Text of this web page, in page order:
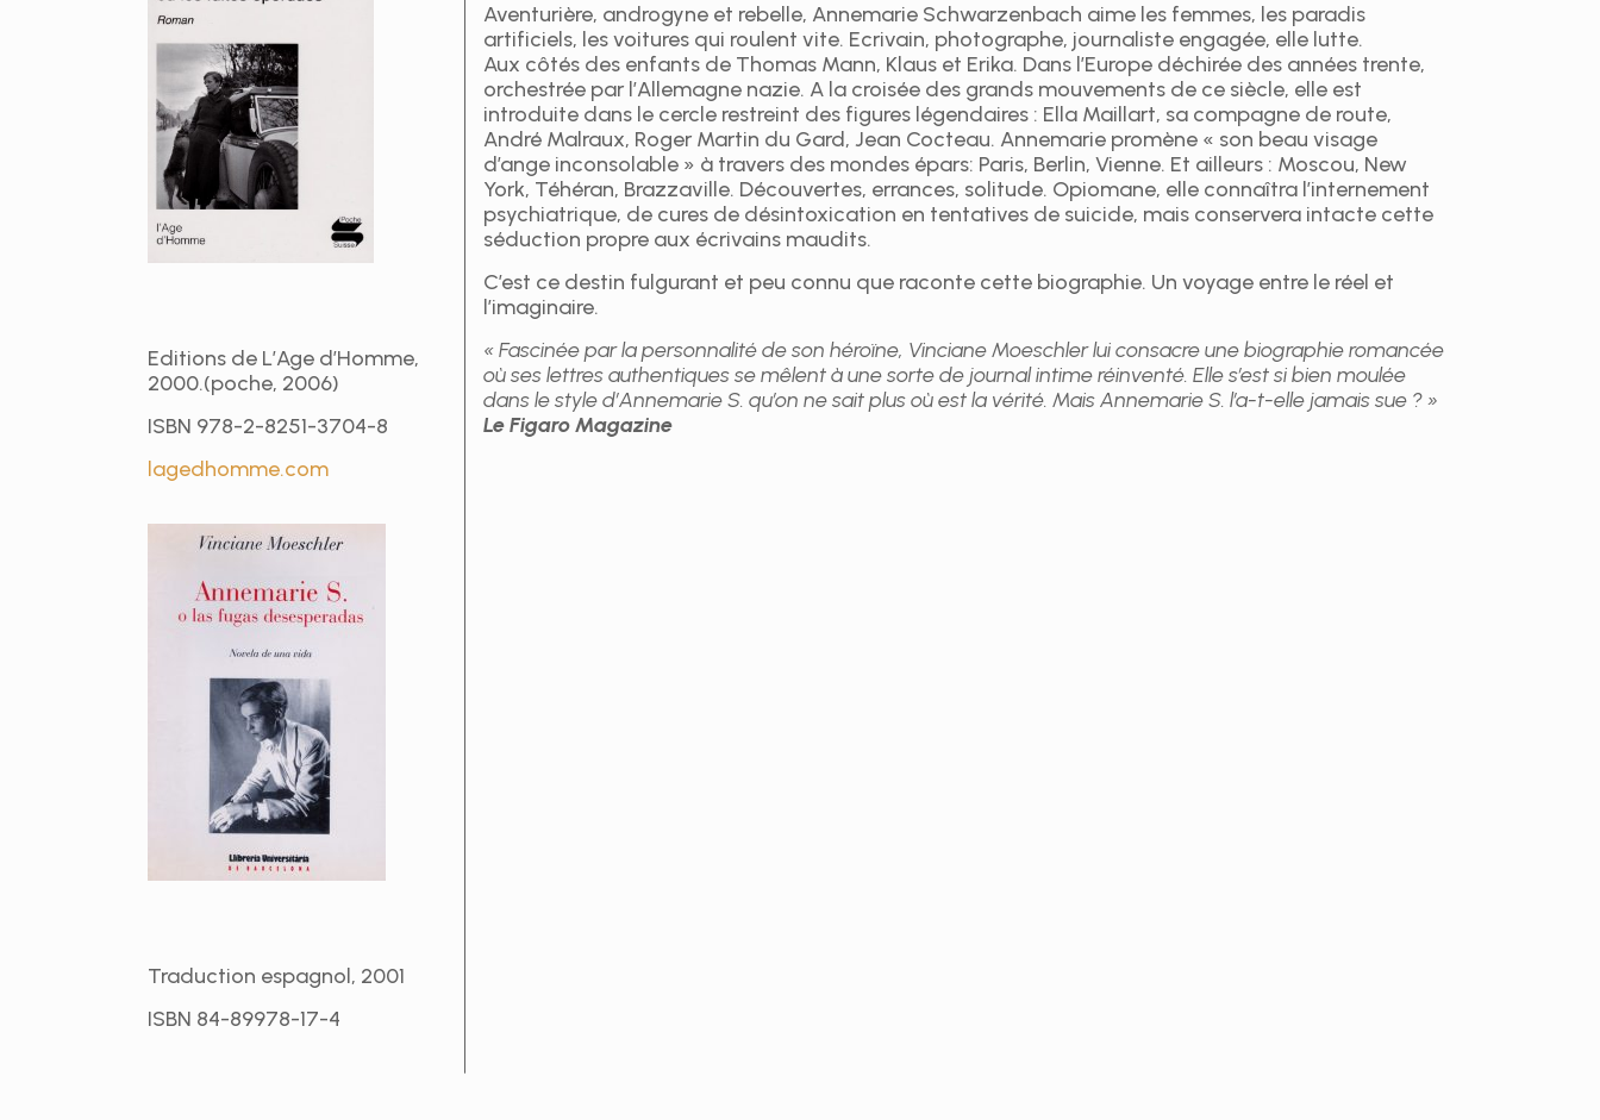
Editions de L’Age d’Homme,
2000.(poche, 2006)
ISBN 978-2-8251-3704-8
lagedhomme.com
Traduction espagnol, 2001
ISBN 84-89978-17-4
Aventurière, androgyne et rebelle, Annemarie Schwarzenbach aime les femmes, les paradis
artificiels, les voitures qui roulent vite. Ecrivain, photographe, journaliste engagée, elle lutte.
Aux côtés des enfants de Thomas Mann, Klaus et Erika. Dans l’Europe déchirée des années trente,
orchestrée par l’Allemagne nazie. A la croisée des grands mouvements de ce siècle, elle est
introduite dans le cercle restreint des figures légendaires : Ella Maillart, sa compagne de route,
André Malraux, Roger Martin du Gard, Jean Cocteau. Annemarie promène « son beau visage
d’ange inconsolable » à travers des mondes épars: Paris, Berlin, Vienne. Et ailleurs : Moscou, New
York, Téhéran, Brazzaville. Découvertes, errances, solitude. Opiomane, elle connaîtra l’internement
psychiatrique, de cures de désintoxication en tentatives de suicide, mais conservera intacte cette
séduction propre aux écrivains maudits.
C’est ce destin fulgurant et peu connu que raconte cette biographie. Un voyage entre le réel et
l’imaginaire.
« Fascinée par la personnalité de son héroïne, Vinciane Moeschler lui consacre une biographie romancée
où ses lettres authentiques se mêlent à une sorte de journal intime réinventé. Elle s’est si bien moulée
dans le style d’Annemarie S. qu’on ne sait plus où est la vérité. Mais Annemarie S. l’a-t-elle jamais sue ? »
Le Figaro Magazine